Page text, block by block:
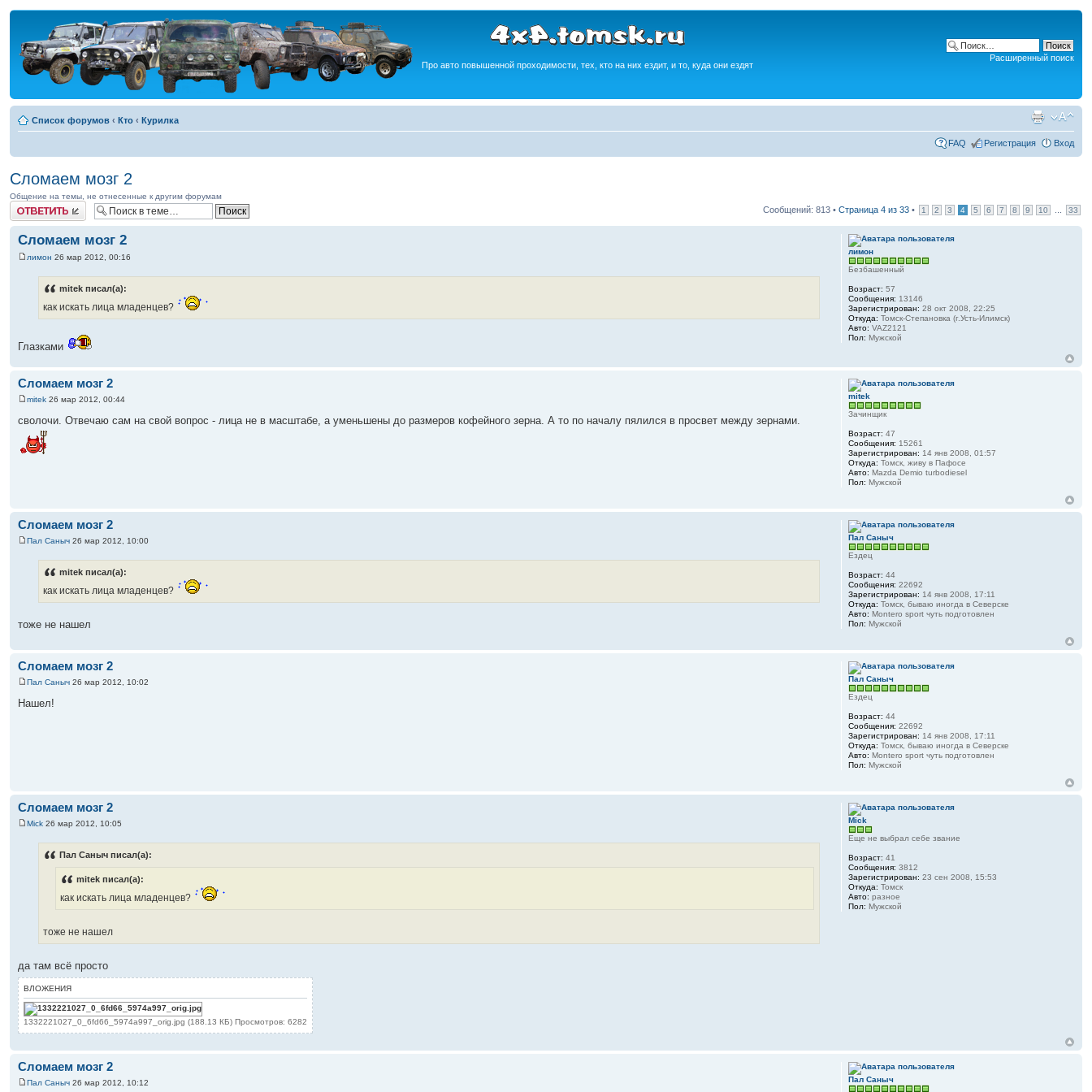
Про авто повышенной проходимости, тех, кто на них ездит, и то, куда они ездят
Расширенный поиск
Список форумов ‹ Кто ‹ Курилка
FAQ Регистрация Вход
Сломаем мозг 2
Общение на темы, не отнесенные к другим форумам
Ответить Сообщений: 813 • Страница 4 из 33 • 1 2 3 4 5 6 7 8 9 10 33
Сломаем мозг 2
лимон 26 мар 2012, 00:16
mitek писал(а):
как искать лица младенцев?
Глазками
лимон
Безбашенный
Возраст: 57
Сообщения: 13146
Зарегистрирован: 28 окт 2008, 22:25
Откуда: Томск-Степановка (г.Усть-Илимск)
Авто: VAZ2121
Пол: Мужской
Сломаем мозг 2
mitek 26 мар 2012, 00:44
сволочи. Отвечаю сам на свой вопрос - лица не в масштабе, а уменьшены до размеров кофейного зерна. А то по началу пялился в просвет между зернами.
mitek
Зачинщик
Возраст: 47
Сообщения: 15261
Зарегистрирован: 14 янв 2008, 01:57
Откуда: Томск, живу в Пафосе
Авто: Mazda Demio turbodiesel
Пол: Мужской
Сломаем мозг 2
Пал Саныч 26 мар 2012, 10:00
mitek писал(а):
как искать лица младенцев?
тоже не нашел
Пал Саныч
Ездец
Возраст: 44
Сообщения: 22692
Зарегистрирован: 14 янв 2008, 17:11
Откуда: Томск, бываю иногда в Северске
Авто: Montero sport чуть подготовлен
Пол: Мужской
Сломаем мозг 2
Пал Саныч 26 мар 2012, 10:02
Нашел!
Пал Саныч
Ездец
Возраст: 44
Сообщения: 22692
Зарегистрирован: 14 янв 2008, 17:11
Откуда: Томск, бываю иногда в Северске
Авто: Montero sport чуть подготовлен
Пол: Мужской
Сломаем мозг 2
Mick 26 мар 2012, 10:05
Пал Саныч писал(а):
mitek писал(а):
как искать лица младенцев?
тоже не нашел
да там всё просто
ВЛОЖЕНИЯ
1332221027_0_6fd66_5974a997_orig.jpg (188.13 КБ) Просмотров: 6282
Mick
Еще не выбрал себе звание
Возраст: 41
Сообщения: 3812
Зарегистрирован: 23 сен 2008, 15:53
Откуда: Томск
Авто: разное
Пол: Мужской
Сломаем мозг 2
Пал Саныч 26 мар 2012, 10:12
Пал Саныч